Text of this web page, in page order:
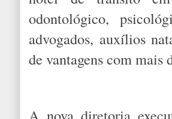
odontológico,
advogados, auxílios
de vantagens com mais